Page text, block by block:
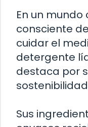
En un
consciente
cuidar el
detergente
destaca por
Sus